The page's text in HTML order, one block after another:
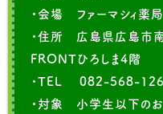
・会場 ファーマシィ薬
・住所 広島県広島
FRONTひろしま4階
・TEL 082-568-
・対象 小学生以下のお